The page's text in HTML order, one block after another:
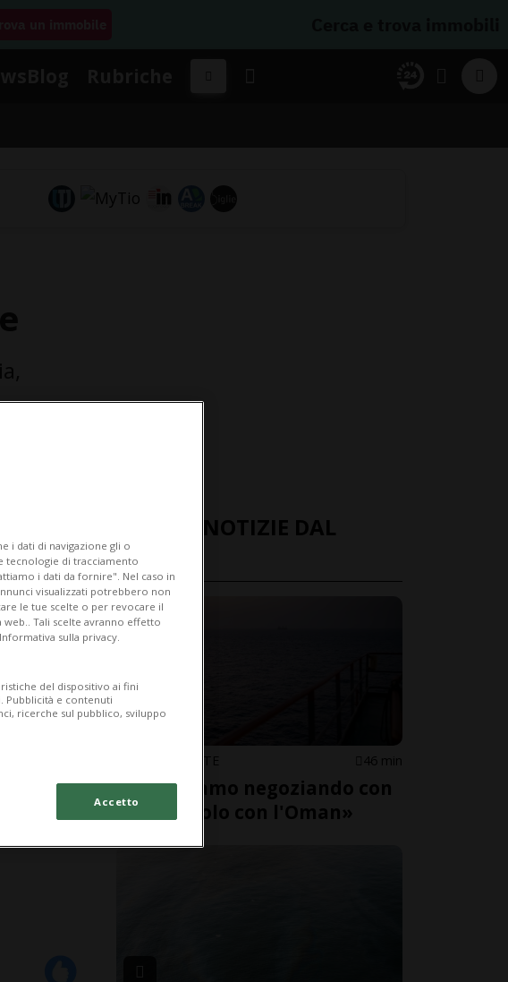
ULTIME NOTIZIE DAL
MONDO
MEDIO ORIENTE 46 min
«Non stiamo negoziando con
gli Usa, solo con l'Oman»
i dati di navigazione gli o
tecnologie di tracciamento
i dati da fornire". Nel caso in
visualizzati potrebbero non
le tue scelte o per revocare il
Tali scelte avranno effetto
sulla privacy.
del dispositivo ai fini
Pubblicità e contenuti
ricerche sul pubblico, sviluppo
Accetto